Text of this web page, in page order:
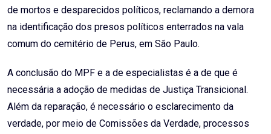
de mortos e desparecidos políticos, reclamando a demora
na identificação dos presos políticos enterrados na vala
comum do cemitério de Perus, em São Paulo.
A conclusão do MPF e a de especialistas é a de que é
necessária a adoção de medidas de Justiça Transicional.
Além da reparação, é necessário o esclarecimento da
verdade, por meio de Comissões da Verdade, processos